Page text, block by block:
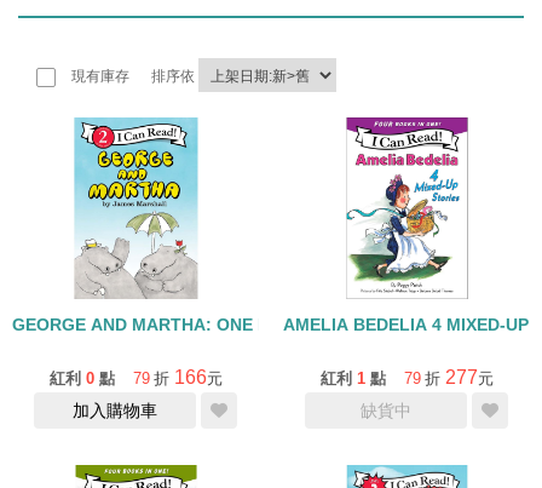
現有庫存 排序依
GEORGE AND MARTHA: ONE MORE TIME/I CAN READ/L2
紅利 0 點 79 折 166元
加入購物車
AMELIA BEDELIA 4 MIXED-UP
紅利 1 點 79 折 277元
缺貨中